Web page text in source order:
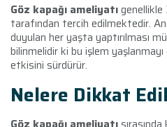
Göz kapağı ameliyatıgenellikle
tarafından tercih edilmektedir.
duyulan her yaşta yaptırılması
bilinmelidir ki bu işlem
etkisini sürdürür.
Nelere Dikkat